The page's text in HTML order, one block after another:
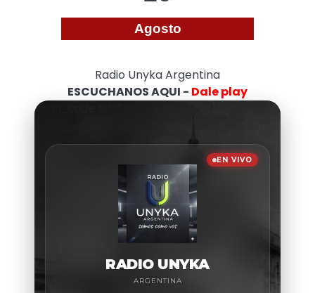
Agosto
Radio Unyka Argentina
ESCUCHANOS AQUI - Dale play